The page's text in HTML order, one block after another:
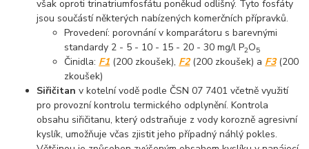
však oproti trinatriumfosfátu poněkud odlišný. Tyto fosfáty
jsou součástí některých nabízených komerčních přípravků.
Provedení: porovnání v komparátoru s barevnými
standardy 2 - 5 - 10 - 15 - 20 - 30 mg/l P2O5
Činidla: F1 (200 zkoušek), F2(200 zkoušek) a F3(200
zkoušek)
Siřičitan v kotelní vodě podle ČSN 07 7401 včetně využití
pro provozní kontrolu termického odplynění. Kontrola
obsahu siřičitanu, který odstraňuje z vody korozně agresivní
kyslík, umožňuje včas zjistit jeho případný náhlý pokles.